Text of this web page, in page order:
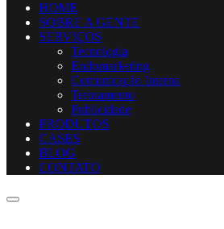
HOME
SOBRE A GENTE
SERVIÇOS
Tecnologia
Endomarketing
Comunicação Interna
Treinamento
Publicidade
PRODUTOS
CASES
BLOG
CONTATO